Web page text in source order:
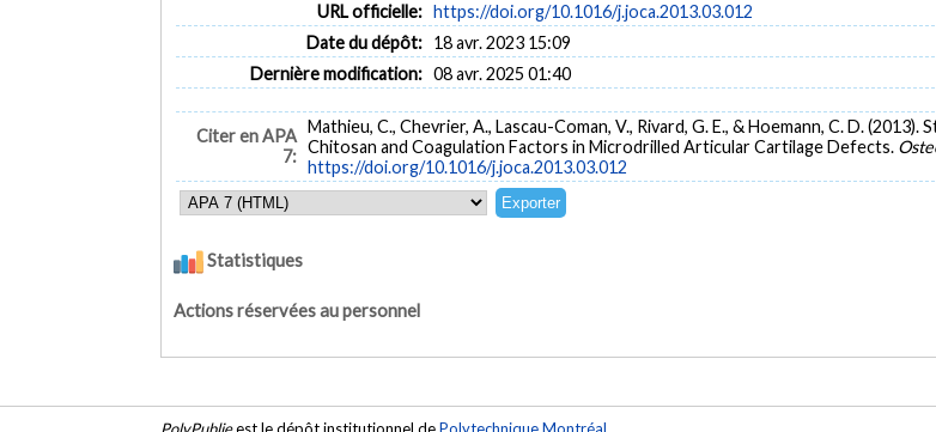
URL officielle: https://doi.org/10.1016/j.joca.2013.03.012
Date du dépôt: 18 avr. 2023 15:09
Dernière modification: 08 avr. 2025 01:40
Citer en APA
7:
Mathieu, C., Chevrier, A., Lascau-Coman, V., Rivard, G. E., & Hoemann, C. D.
Chitosan and Coagulation Factors in Microdrilled Articular Cartilage Defects.
https://doi.org/10.1016/j.joca.2013.03.012
Statistiques
Actions réservées au personnel
PolyPublieest le dépôt institutionnel dePolytechnique Montréal